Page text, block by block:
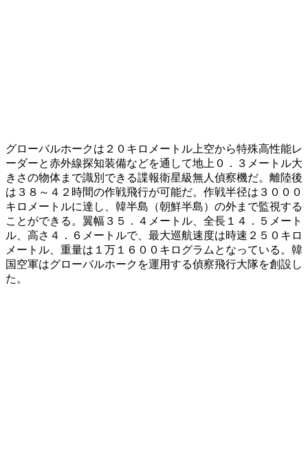
グローバルホークは２０キロメートル上空から特殊高性能レ
ーダーと赤外線探知装備などを通して地上０．３メートル大
きさの物体まで識別できる諜報衛星級無人偵察機だ。離陸後
は３８～４２時間の作戦飛行が可能だ。作戦半径は３０００
キロメートルに達し、韓半島（朝鮮半島）の外まで監視する
ことができる。翼幅３５．４メートル、全長１４．５メート
ル、高さ４．６メートルで、最大巡航速度は時速２５０キロ
メートル、重量は１万１６００キログラムとなっている。韓
国空軍はグローバルホークを運用する偵察飛行大隊を創設し
た。